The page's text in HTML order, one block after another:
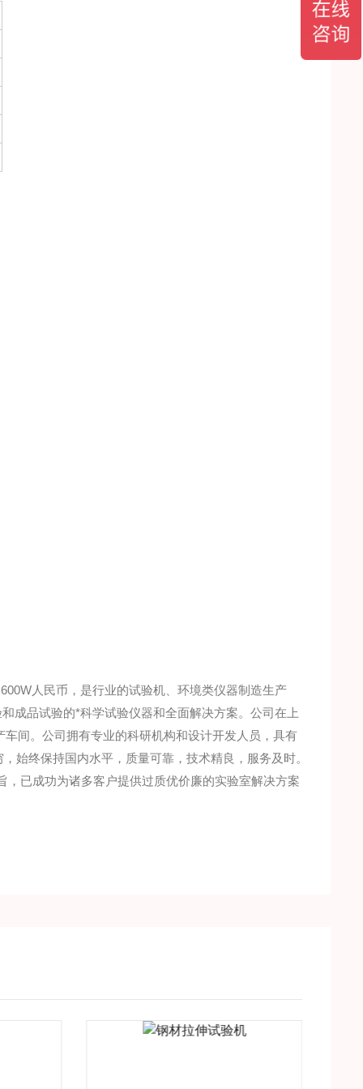
人民币，是行业的试验机、环境类仪器制造生产
成品试验的*科学试验仪器和全面解决方案。公司在上
间。公司拥有专业的科研机构和设计开发人员，具有
始终保持国内水平，质量可靠，技术精良，服务及时。
，已成功为诸多客户提供过质优价廉的实验室解决方案